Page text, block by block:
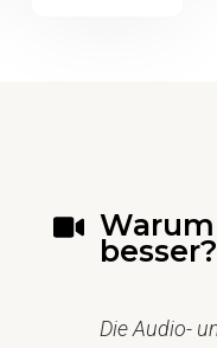
besser?
Die Audio-